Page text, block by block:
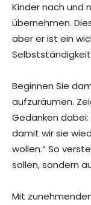
Kinder nach und
übernehmen.
aber er ist ein
Beginnen Sie
aufzuräumen.
Gedanken dabei:
damit wir sie
wollen.“ So
sollen, sondern
Mit